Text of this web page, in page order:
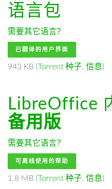
语言包
需要其它语言？
已翻译的用户界面
943 KB (Torrent 种子, 信息)
LibreOffice
备用版
需要其它语言？
可离线使用的帮助
1.8 MB (Torrent 种子, 信息)